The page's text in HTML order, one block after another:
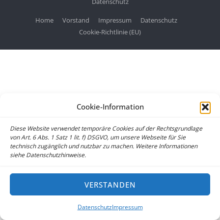
Cookie-Information
Diese Website verwendet temporäre Cookies auf der Rechtsgrundlage
von Art. 6 Abs. 1 Satz 1 lit. f) DSGVO, um unsere Webseite für Sie
technisch zugänglich und nutzbar zu machen. Weitere Informationen
siehe Datenschutzhinweise.
VERSTANDEN
DatenschutzImpressum
Home Vorstand Impressum
Datenschutz
Cookie-Richtlinie (EU)